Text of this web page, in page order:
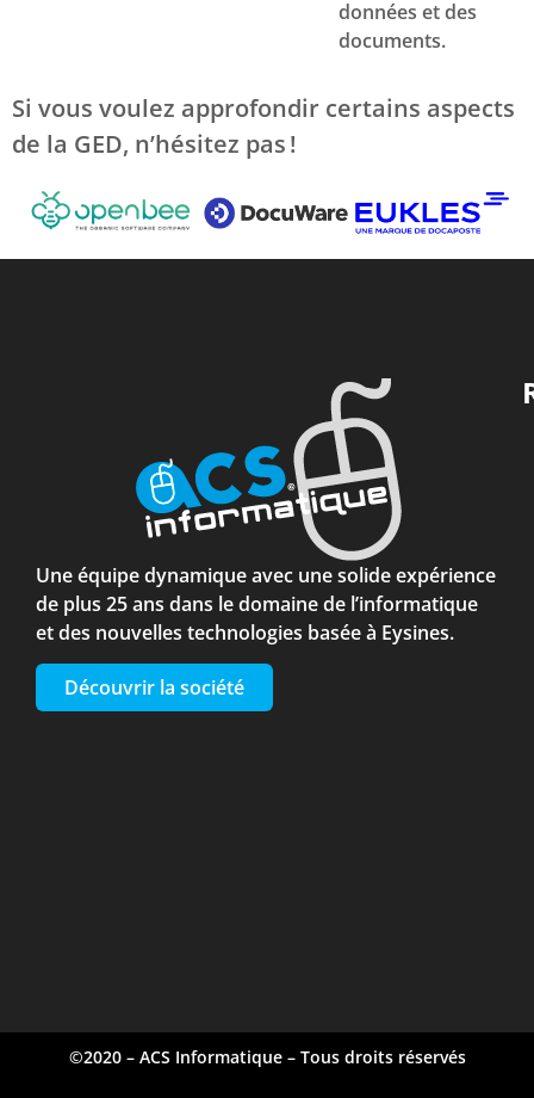
données et des
documents.
Si vous voulez approfondir certains aspects
de la GED, n’hésitez pas !
Une équipe dynamique avec une solide expérience
de plus 25 ans dans le domaine de l’informatique
et des nouvelles technologies basée à Eysines.
Découvrir la société
©2020 – ACS Informatique – Tous droits réservés